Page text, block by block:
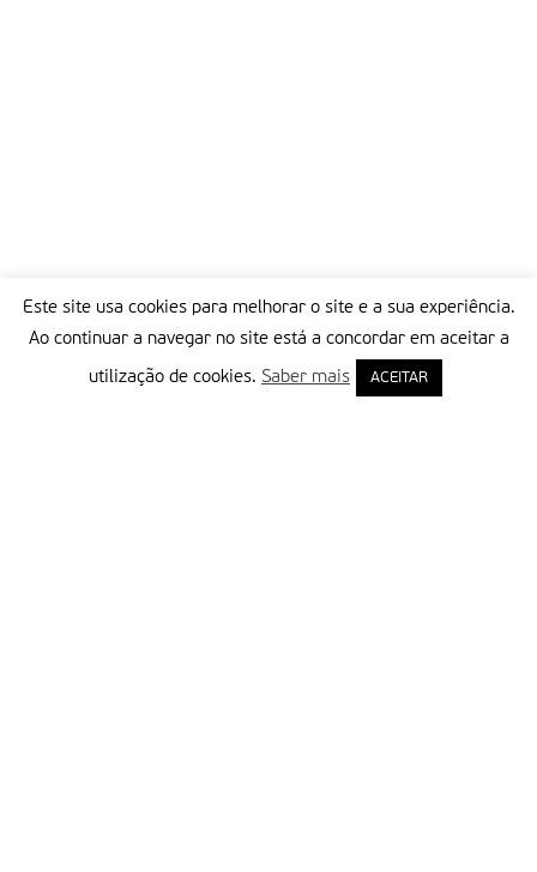
Este site usa cookies para melhorar o site e a sua experiência.
Ao continuar a navegar no site está a concordar em aceitar a
utilização de cookies. Saber mais ACEITAR